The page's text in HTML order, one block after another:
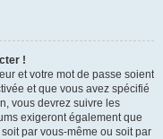
!
et votre mot de passe soient
et que vous avez spécifié
vous devrez suivre les
exigeront également que
par vous-même ou soit par